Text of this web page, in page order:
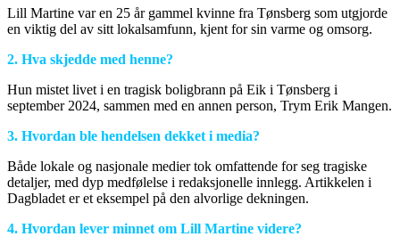
Lill Martine var en 25 år gammel kvinne fra Tønsberg som utgjorde
en viktig del av sitt lokalsamfunn, kjent for sin varme og omsorg.
2. Hva skjedde med henne?
Hun mistet livet i en tragisk boligbrann på Eik i Tønsberg i
september 2024, sammen med en annen person, Trym Erik Mangen.
3. Hvordan ble hendelsen dekket i media?
Både lokale og nasjonale medier tok omfattende for seg tragiske
detaljer, med dyp medfølelse i redaksjonelle innlegg. Artikkelen i
Dagbladet er et eksempel på den alvorlige dekningen.
4. Hvordan lever minnet om Lill Martine videre?